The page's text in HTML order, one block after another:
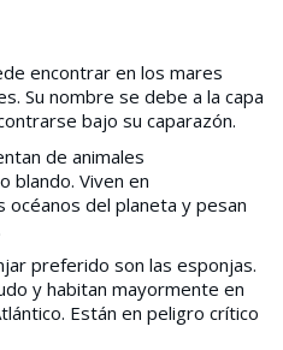
encontrar en los mares
Su nombre se debe a la capa
bajo su caparazón.
de animales
blando. Viven en
del planeta y pesan
preferido son las esponjas.
y habitan mayormente en
Están en peligro crítico